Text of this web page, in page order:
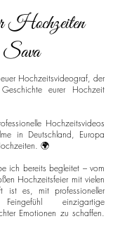
Hochzeiten
Hochzeitsvideograf, der
eurer Hochzeit
Hochzeitsvideos
in Deutschland, Europa
🌍
ich bereits begleitet – vom
Hochzeitsfeier mit vielen
ist es, mit professioneller
einzigartige
Emotionen zu schaffen.